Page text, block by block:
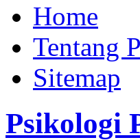
Home
Tentang
Sitemap
Psikologi